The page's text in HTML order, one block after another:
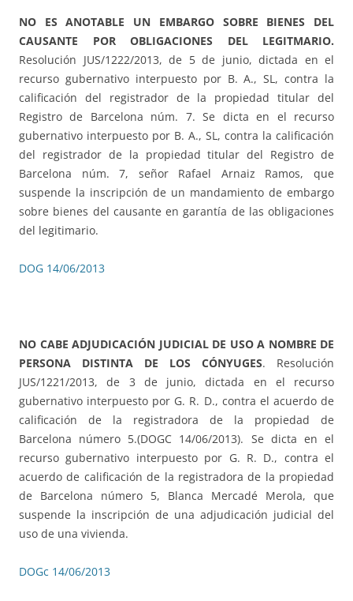
NO ES ANOTABLE UN EMBARGO SOBRE BIENES DEL
CAUSANTE POROBLIGACIONES DEL LEGITMARIO.
Resolución JUS/1222/2013, de 5 de junio, dictada en el
recurso gubernativo interpuesto por B. A., SL, contra la
calificación del registrador de la propiedad titular del
Registro de Barcelona núm. 7. Se dicta en el recurso
gubernativo interpuesto por B. A., SL, contra la calificación
del registrador de la propiedad titular del Registro de
Barcelona núm. 7, señor Rafael Arnaiz Ramos, que
suspende la inscripción de un mandamiento de embargo
sobre bienes del causante en garantía de las obligaciones
del legitimario.
DOG 14/06/2013
NO CABE ADJUDICACIÓN JUDICIAL DE USO A NOMBRE DE
PERSONA DISTINTA DE LOS CÓNYUGES. Resolución
JUS/1221/2013, de 3 de junio, dictada en el recurso
gubernativo interpuesto por G. R. D., contra el acuerdo de
calificación de la registradora de la propiedad de
Barcelona número 5.(DOGC 14/06/2013). Se dicta en el
recurso gubernativo interpuesto por G. R. D., contra el
acuerdo de calificación de la registradora de la propiedad
de Barcelona número 5, Blanca Mercadé Merola, que
suspende la inscripción de una adjudicación judicial del
uso de una vivienda.
DOGc 14/06/2013